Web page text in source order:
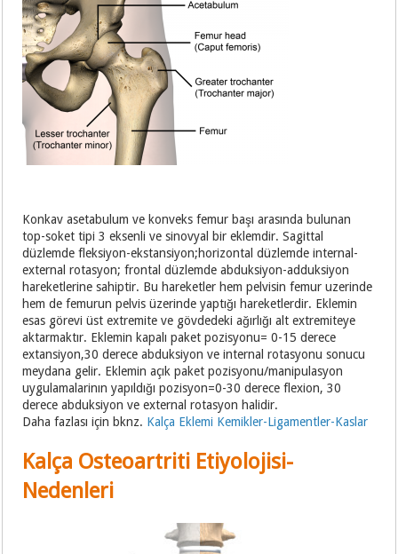
Konkav asetabulum ve konveks femur başı arasında bulunan
top-soket tipi 3 eksenli ve sinovyal bir eklemdir. Sagittal
düzlemde fleksiyon-ekstansiyon;horizontal düzlemde internal-
external rotasyon; frontal düzlemde abduksiyon-adduksiyon
hareketlerine sahiptir. Bu hareketler hem pelvisin femur uzerinde
hem de femurun pelvis üzerinde yaptığı hareketlerdir. Eklemin
esas görevi üst extremite ve gövdedeki ağırlığı alt extremiteye
aktarmaktır. Eklemin kapalı paket pozisyonu= 0-15 derece
extansiyon,30 derece abduksiyon ve internal rotasyonu sonucu
meydana gelir. Eklemin açık paket pozisyonu/manipulasyon
uygulamalarinın yapıldığı pozisyon=0-30 derece flexion, 30
derece abduksiyon ve external rotasyon halidir.
Daha fazlası için bknz. Kalça Eklemi Kemikler-Ligamentler-Kaslar
Kalça Osteoartriti Etiyolojisi-
Nedenleri